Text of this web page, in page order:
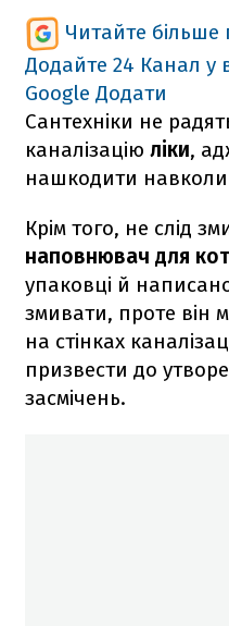
Читайте більше
Додайте 24 Канал у
Google Додати
Сантехніки не
каналізацію ліки,
нашкодити
Крім того, не слід
наповнювач для
упаковці й
змивати, проте він
на стінках
призвести до
засмічень.